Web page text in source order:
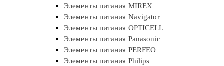
Элементы питания MIREX
Элементы питания Navigator
Элементы питания OPTICELL
Элементы питания Panasonic
Элементы питания PERFEO
Элементы питания Philips